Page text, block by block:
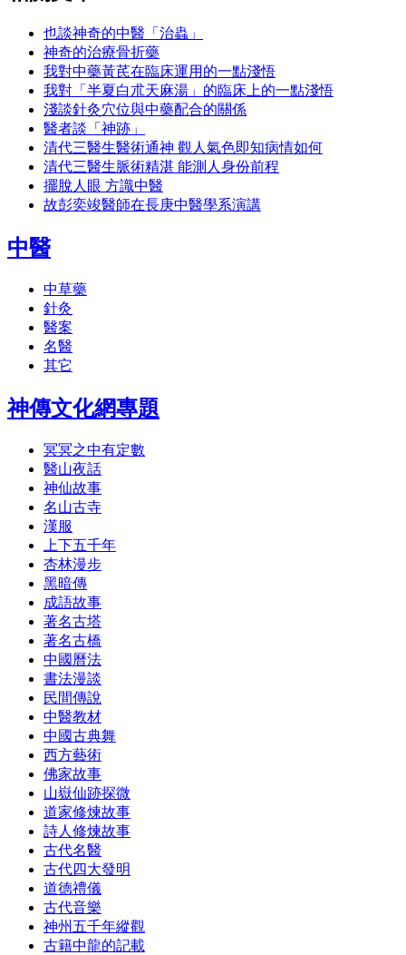
也談神奇的中醫「治蟲」
神奇的治療骨折藥
我對中藥黃芪在臨床運用的一點淺悟
我對「半夏白朮天麻湯」的臨床上的一點淺悟
淺談針灸穴位與中藥配合的關係
醫者談「神跡」
清代三醫生醫術通神 觀人氣色即知病情如何
清代三醫生脈術精湛 能測人身份前程
擺脫人眼 方識中醫
故彭奕竣醫師在長庚中醫學系演講
中醫
中草藥
針灸
醫案
名醫
其它
神傳文化網專題
冥冥之中有定數
醫山夜話
神仙故事
名山古寺
漢服
上下五千年
杏林漫步
黑暗傳
成語故事
著名古塔
著名古橋
中國曆法
書法漫談
民間傳說
中醫教材
中國古典舞
西方藝術
佛家故事
山嶽仙跡探微
道家修煉故事
詩人修煉故事
古代名醫
古代四大發明
道德禮儀
古代音樂
神州五千年縱觀
古籍中龍的記載